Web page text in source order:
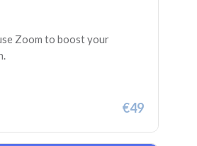
Zoom to boost your
€49